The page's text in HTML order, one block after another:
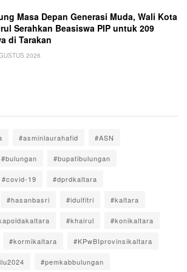
Masa Depan Generasi Muda, Wali Kota
Serahkan Beasiswa PIP untuk 209
di Tarakan
2026
#asminlaurahafid #ASN
#bulungan #bupatibulungan
#covid-19 #dprdkaltara
#hasanbasri #idulfitri #kaltara
#khairul #konikaltara
#kormikaltara #KPwBIprovinsikaltara
#pemkabbulungan